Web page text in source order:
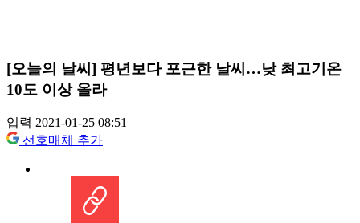
[오늘의 날씨] 평년보다 포근한 날씨…낮 최고기온
10도 이상 올라
입력 2021-01-25 08:51
선호매체 추가